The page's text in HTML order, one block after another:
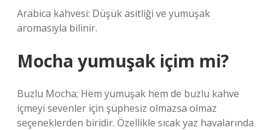
Arabica kahvesi: Düşük asitliği ve yumuşak
aromasıyla bilinir.
Mocha yumuşak içim mi?
Buzlu Mocha; Hem yumuşak hem de buzlu kahve
içmeyi sevenler için şüphesiz olmazsa olmaz
seçeneklerden biridir. Özellikle sıcak yaz havalarında